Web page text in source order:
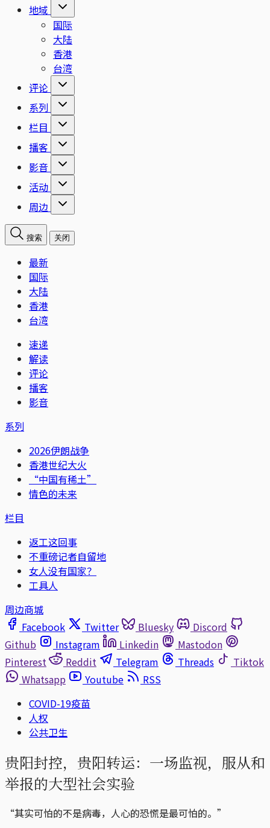
地域
国际
大陆
香港
台湾
评论
系列
栏目
播客
影音
活动
周边
搜索 关闭
最新
国际
大陆
香港
台湾
速递
解读
评论
播客
影音
系列
2026伊朗战争
香港世纪大火
“中国有稀土”
情色的未来
栏目
返工这回事
不重磅记者自留地
女人没有国家？
工具人
周边商城
Facebook
Twitter Bluesky
Discord
Github
Instagram Linkedin
Mastodon
Pinterest
Reddit Telegram Threads
Tiktok
Whatsapp
Youtube
RSS
COVID-19疫苗
人权
公共卫生
贵阳封控，贵阳转运：一场监视，服从和
举报的大型社会实验
“其实可怕的不是病毒，人心的恐慌是最可怕的。”